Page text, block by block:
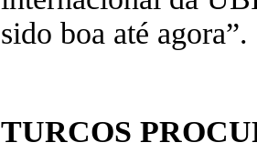
sido boa até agora”.
TURCOS